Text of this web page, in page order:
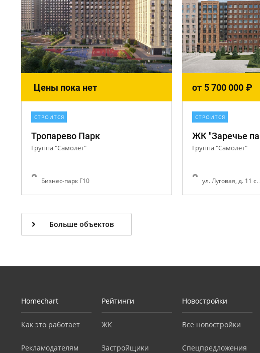
Цены пока нет
СТРОИТСЯ
Тропарево Парк
Группа "Самолет"
Бизнес-парк Г10
от 5 700 000 ₽
СТРОИТСЯ
ЖК "Заречье
Группа "Самолет"
ул. Луговая, д. 11 с.
Больше объектов
Homechart
Как это работает
Рекламодателям
Рейтинги
ЖК
Застройщики
Новостройки
Все новостройки
Спецпредложения